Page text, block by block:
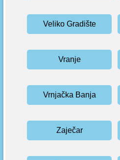
Veliko Gradište
Vranje
Vrnjačka Banja
Zaječar